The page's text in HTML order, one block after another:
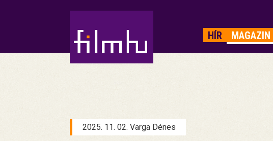
HÍR MAGAZIN
2025. 11. 02. Varga Dénes